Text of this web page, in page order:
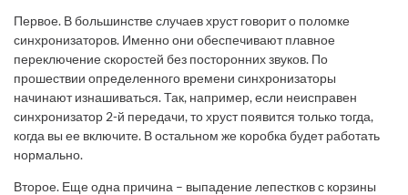
Первое. В большинстве случаев хруст говорит о поломке
синхронизаторов. Именно они обеспечивают плавное
переключение скоростей без посторонних звуков. По
прошествии определенного времени синхронизаторы
начинают изнашиваться. Так, например, если неисправен
синхронизатор 2-й передачи, то хруст появится только тогда,
когда вы ее включите. В остальном же коробка будет работать
нормально.
Второе. Еще одна причина – выпадение лепестков с корзины